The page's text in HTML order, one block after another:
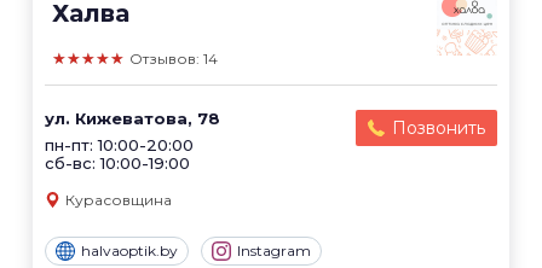
Халва
★★★★★ Отзывов: 14
ул. Кижеватова, 78
пн-пт: 10:00-20:00
сб-вс: 10:00-19:00
Позвонить
Курасовщина
halvaoptik.by Instagram